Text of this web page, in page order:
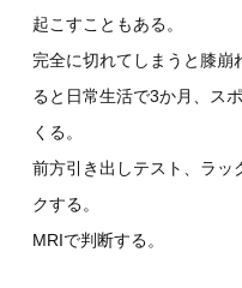
起こすこともある。
完全に切れてしまうと膝崩
ると日常生活で3か月、ス
くる。
前方引き出しテスト、ラッ
クする。
MRIで判断する。